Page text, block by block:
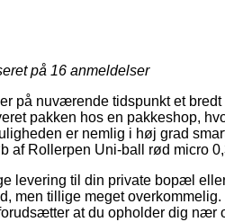
på 16 anmeldelser
på nuværende tidspunkt et
pakken hos en pakkeshop,
er nemlig i høj grad
af Rollerpen Uni-ball rød micro
levering til din private bopæl
men tillige meget
at du opholder dig nær